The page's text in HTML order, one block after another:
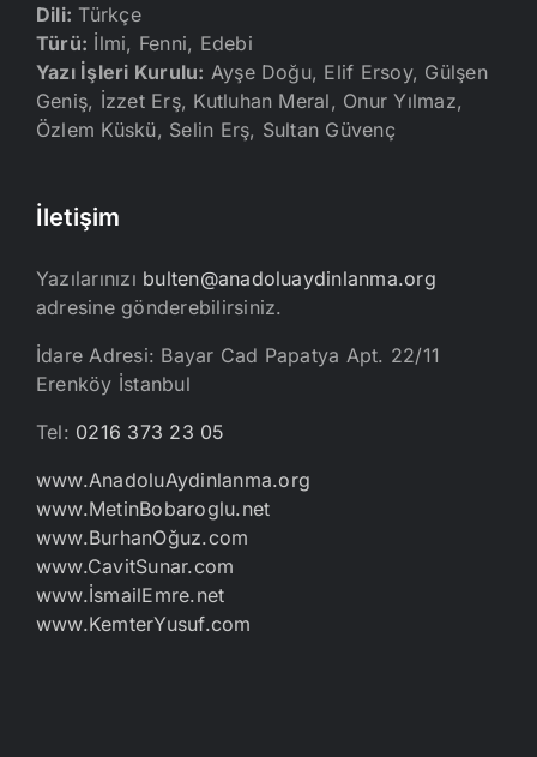
Dili: Türkçe
Türü: İlmi, Fenni, Edebi
Yazı İşleri Kurulu: Ayşe Doğu, Elif Ersoy, Gülşen
Geniş, İzzet Erş, Kutluhan Meral, Onur Yılmaz,
Özlem Küskü, Selin Erş, Sultan Güvenç
İletişim
Yazılarınızı bulten@anadoluaydinlanma.org
adresine gönderebilirsiniz.
İdare Adresi: Bayar Cad Papatya Apt. 22/11
Erenköy İstanbul
Tel: 0216 373 23 05
www.AnadoluAydinlanma.org
www.MetinBobaroglu.net
www.BurhanOğuz.com
www.CavitSunar.com
www.İsmailEmre.net
www.KemterYusuf.com